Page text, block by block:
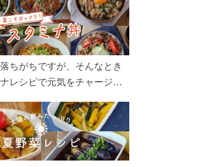
や品質へのこだわりまで。
と好きになるコンテンツを
ください。
ちがちですが、そんなとき
レシピで元気をチャージ！
夏バテを吹き飛ばしましょ